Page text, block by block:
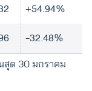
+54.94%
-32.48%
สุด 30 มกราคม